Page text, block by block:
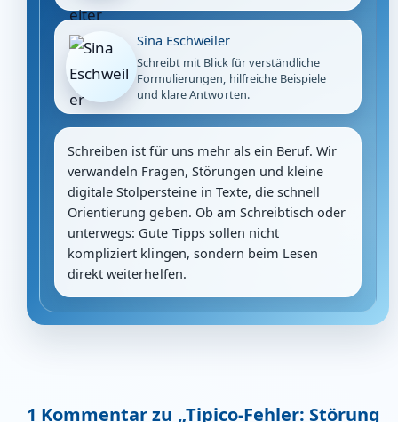
Sina Eschweiler
Schreibt mit Blick für verständliche
Formulierungen, hilfreiche Beispiele
und klare Antworten.
Schreiben ist für uns mehr als ein Beruf. Wir
verwandeln Fragen, Störungen und kleine
digitale Stolpersteine in Texte, die schnell
Orientierung geben. Ob am Schreibtisch oder
unterwegs: Gute Tipps sollen nicht
kompliziert klingen, sondern beim Lesen
direkt weiterhelfen.
1 Kommentar zu „Tipico-Fehler: Störung